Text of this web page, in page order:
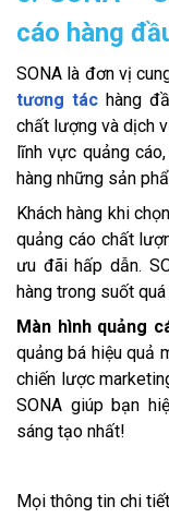
cáo hàng
SONA là đơn vị
tương táchàng
chất lượng và dịch
lĩnh vực quảng
hàng những sản
Khách hàng khi
quảng cáo chất
ưu đãi hấp dẫn.
hàng trong suốt
Màn hình quảng
quảng bá hiệu quả
chiến lược
SONA giúp bạn
sáng tạo nhất!
Mọi thông tin chi